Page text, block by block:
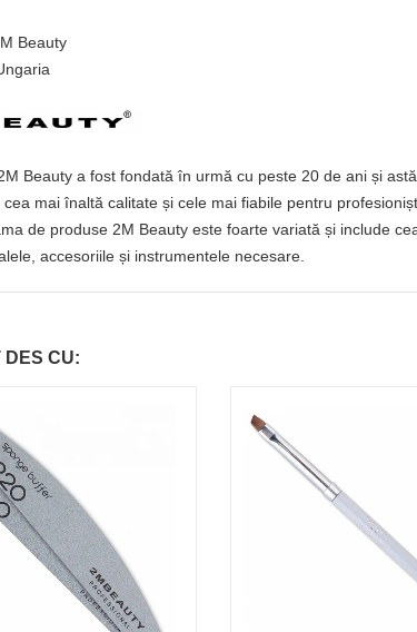
Beauty
Beauty a fost fondată în urmă cu peste 20 de ani și
cea mai înaltă calitate și cele mai fiabile pentru
de produse 2M Beauty este foarte variată și include
accesoriile și instrumentele necesare.
DES CU: